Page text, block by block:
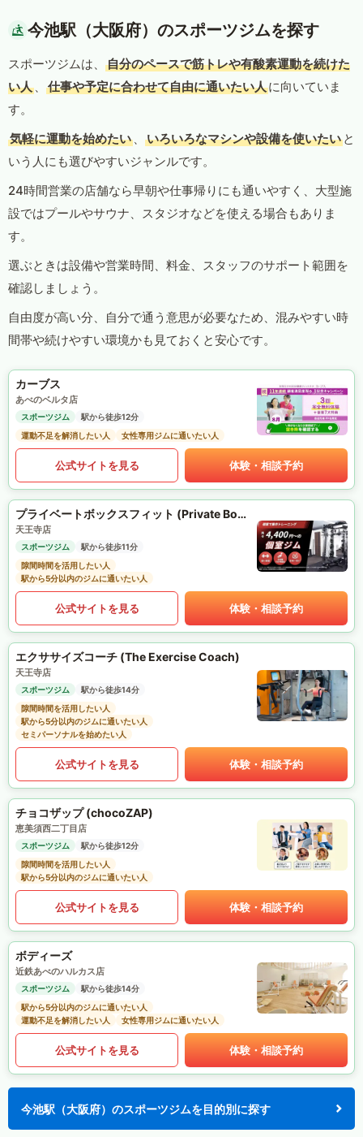
今池駅（大阪府）のスポーツジムを探す
スポーツジムは、
自分のペースで筋トレや有酸素運動を続けた
い人 、 仕事や予定に合わせて自由に通いたい人に向いていま
す。
気軽に運動を始めたい 、 いろいろなマシンや設備を使いたい と
いう人にも選びやすいジャンルです。
24時間営業の店舗なら早朝や仕事帰りにも通いやすく、大型施
設ではプールやサウナ、スタジオなどを使える場合もありま
す。
選ぶときは設備や営業時間、料金、スタッフのサポート範囲を
確認しましょう。
自由度が高い分、自分で通う意思が必要なため、混みやすい時
間帯や続けやすい環境かも見ておくと安心です。
カーブス
あべのベルタ店
スポーツジム
駅から徒歩12分
運動不足を解消したい人
女性専用ジムに通いたい人
公式サイトを見る 体験・相談予約
プライベートボックスフィット (Private Box Fit)
天王寺店
スポーツジム
駅から徒歩11分
隙間時間を活用したい人
駅から5分以内のジムに通いたい人
公式サイトを見る 体験・相談予約
エクササイズコーチ (The Exercise Coach)
天王寺店
スポーツジム
駅から徒歩14分
隙間時間を活用したい人
駅から5分以内のジムに通いたい人
セミパーソナルを始めたい人
公式サイトを見る 体験・相談予約
チョコザップ (chocoZAP)
恵美須西二丁目店
スポーツジム
駅から徒歩12分
隙間時間を活用したい人
駅から5分以内のジムに通いたい人
公式サイトを見る 体験・相談予約
ボディーズ
近鉄あべのハルカス店
スポーツジム
駅から徒歩14分
駅から5分以内のジムに通いたい人
運動不足を解消したい人
女性専用ジムに通いたい人
公式サイトを見る 体験・相談予約
今池駅（大阪府）のスポーツジムを目的別に探す